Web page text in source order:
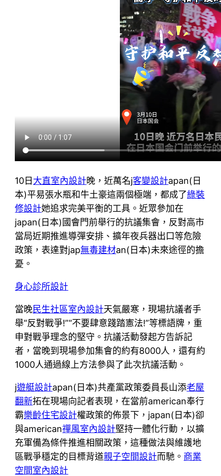
10日大直室內設計晚，近萬名j客變設計apan(日
本)平易張水瓶和牛土豪這兩個極端，都成了綠裝
修設計她追求完美平衡的工具。近眾參加在
japan(日本)國會門前舉行的抗議集會，反對高市
當局近期推進導彈安排、擴年夜兵器出口等危險
政策，表達對jap無毒建材an(日本)未來途徑的擔
憂。
身心診所設計
當晚民生社區室內設計天氣嚴寒，現場抗議者手
舉“反對戰爭!”“不要肆意踐踏憲法!”等標語牌，重
申對戰爭理念的堅守。抗議活動發起方告訴記
者，當晚到現場參加集會的約有8000人，還有約
1000人通過線上方法參與了此次抗議活動。
j遊艇設計apan(日本)共產黨政策委員長山添老屋
翻新拓在現場向記者表現，在當前american奉行
霸樂齡住宅設計權政策的佈景下，japan(日本)卻
與american禪風室內設計堅持一體化行動，以擴
充軍備為條件推進相關政策，這種做法與維護地
區戰爭穩定的目標背道親子空間設計而馳。 商業
空間室內設計